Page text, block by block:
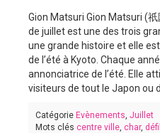
Gion Matsuri Gion Matsuri (
de juillet est une des trois
une grande histoire et elle
de l’été à Kyoto. Chaque
annonciatrice de l’été. Elle
visiteurs de tout le Japon ou
Catégorie Evènements, Juillet
Mots clés centre ville, char,